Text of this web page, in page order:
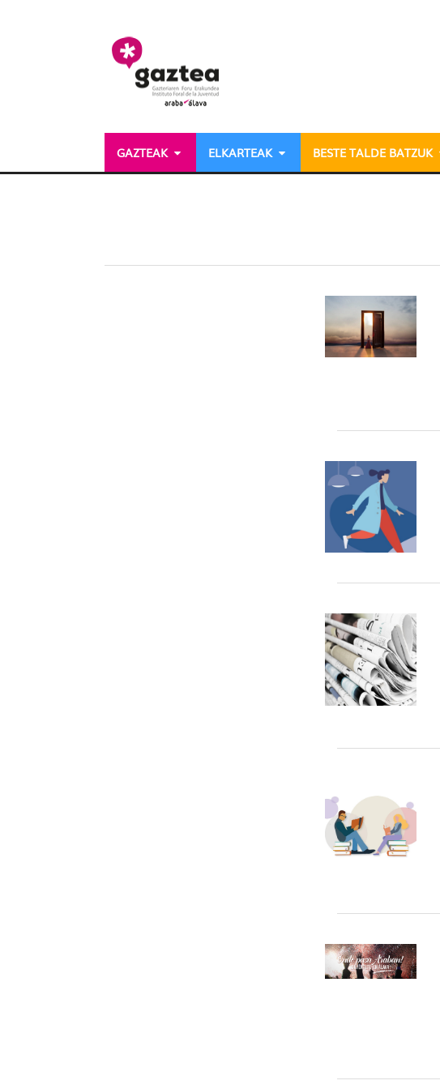
Eduki nagusira joan
GAZTEAK ELKARTEAK BESTE TALDE BATZUK